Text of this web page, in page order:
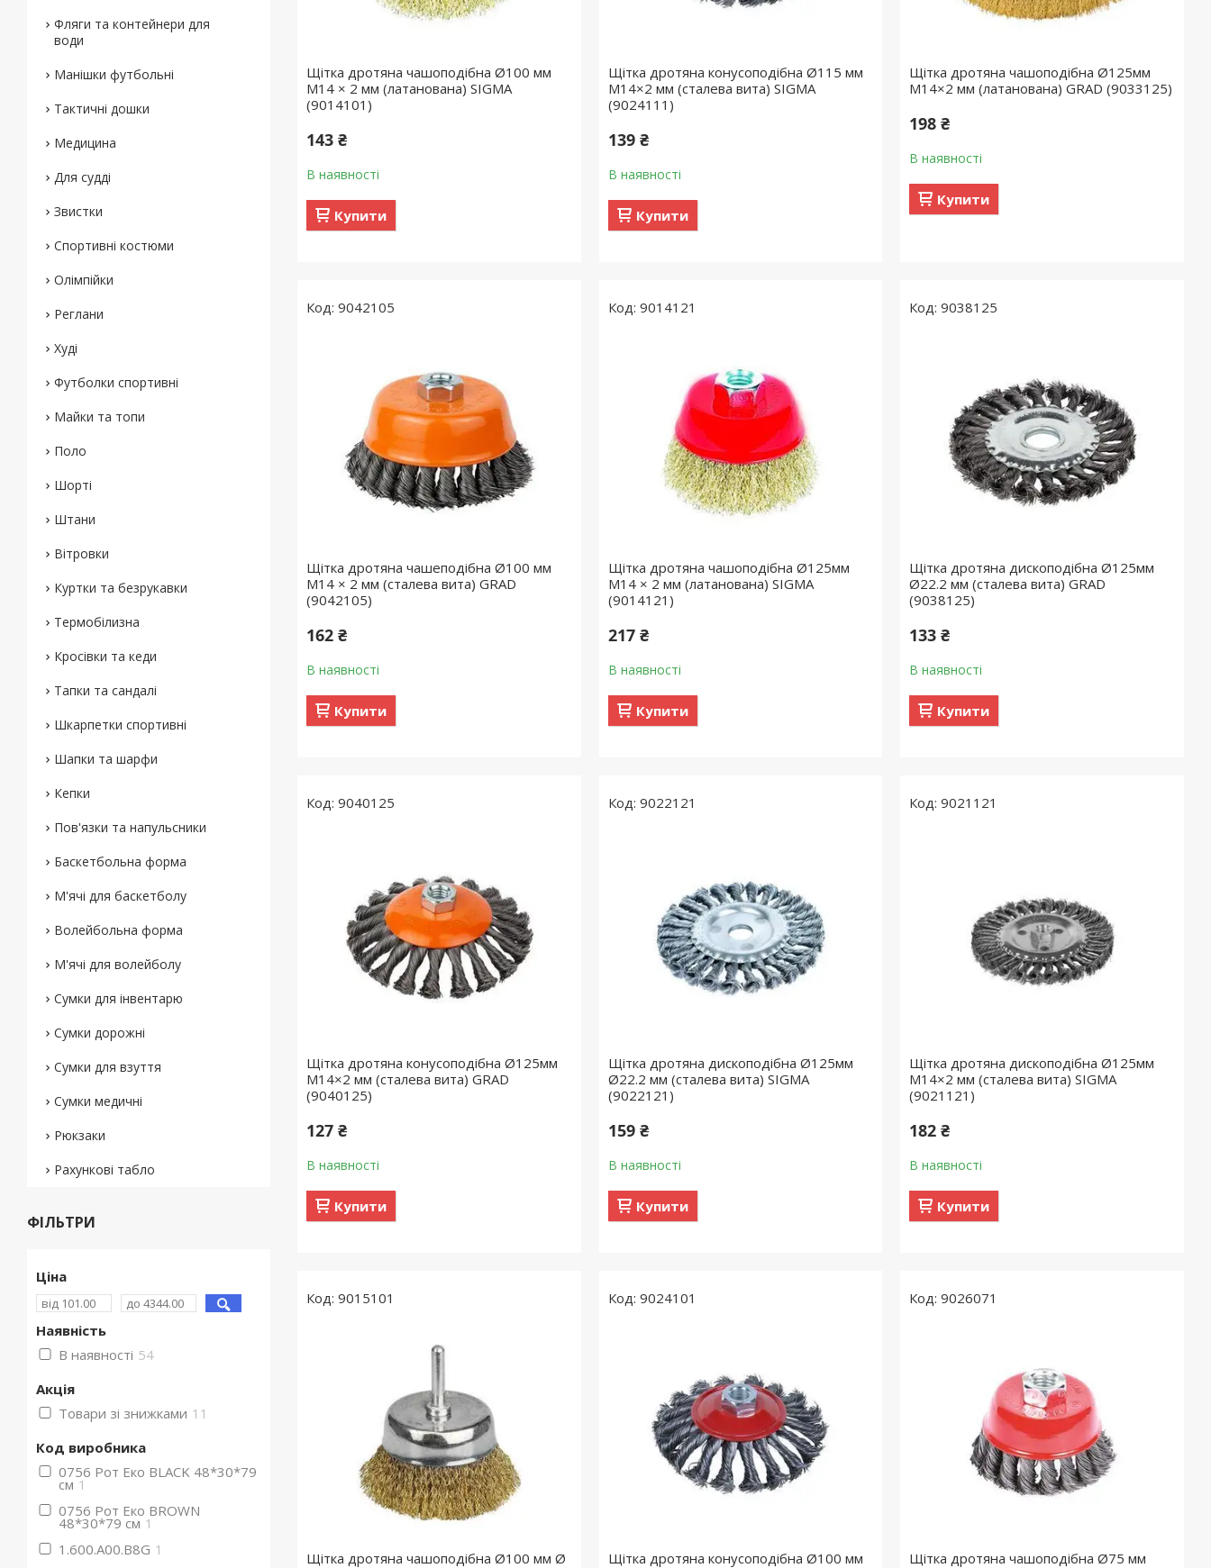
Щітка дротяна чашоподібна Ø100 мм
М14 × 2 мм (латанована) SIGMA
(9014101)
143 ₴
В наявності
Купити
Щітка дротяна конусоподібна Ø115 мм
М14×2 мм (сталева вита) SIGMA
(9024111)
139 ₴
В наявності
Купити
Щітка дротяна чашоподібна Ø125мм
М14×2 мм (латанована) GRAD (9033125)
198 ₴
В наявності
Купити
9042105
Щітка дротяна чашеподібна Ø100 мм
М14 × 2 мм (сталева вита) GRAD
(9042105)
162 ₴
В наявності
Купити
9014121
Щітка дротяна чашоподібна Ø125мм
М14 × 2 мм (латанована) SIGMA
(9014121)
217 ₴
В наявності
Купити
9038125
Щітка дротяна дископодібна Ø125мм
Ø22.2 мм (сталева вита) GRAD
(9038125)
133 ₴
В наявності
Купити
9040125
Щітка дротяна конусоподібна Ø125мм
М14×2 мм (сталева вита) GRAD
(9040125)
127 ₴
В наявності
Купити
9022121
Щітка дротяна дископодібна Ø125мм
Ø22.2 мм (сталева вита) SIGMA
(9022121)
159 ₴
В наявності
Купити
9021121
Щітка дротяна дископодібна Ø125мм
М14×2 мм (сталева вита) SIGMA
(9021121)
182 ₴
В наявності
Купити
9015101
Щітка дротяна чашоподібна Ø100 мм Ø
9024101
Щітка дротяна конусоподібна Ø100 мм
9026071
Щітка дротяна чашоподібна Ø75 мм
Фляги та контейнери для
води
Манішки футбольні
Тактичні дошки
Медицина
Для судді
Звистки
Спортивні костюми
Олімпійки
Реглани
Худі
Футболки спортивні
Майки та топи
Поло
Шорті
Штани
Вітровки
Куртки та безрукавки
Термобілизна
Кросівки та кеди
Тапки та сандалі
Шкарпетки спортивні
Шапки та шарфи
Кепки
Пов'язки та напульсники
Баскетбольна форма
М'ячі для баскетболу
Волейбольна форма
М'ячі для волейболу
Сумки для інвентарю
Сумки дорожні
Сумки для взуття
Сумки медичні
Рюкзаки
Рахункові табло
ФІЛЬТРИ
Ціна
Наявність
В наявності 54
Акція
Товари зі знижками 11
Код виробника
0756 Рот Еко BLACK 48*30*79
см 1
0756 Рот Еко BROWN
48*30*79 см 1
1.600.A00.B8G 1